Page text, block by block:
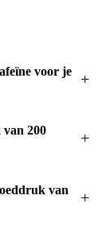
voor je
200
van